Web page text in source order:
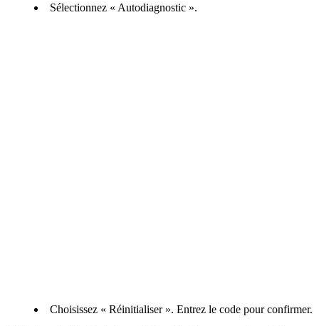
Sélectionnez « Autodiagnostic ».
Choisissez « Réinitialiser ». Entrez le code pour confirmer.